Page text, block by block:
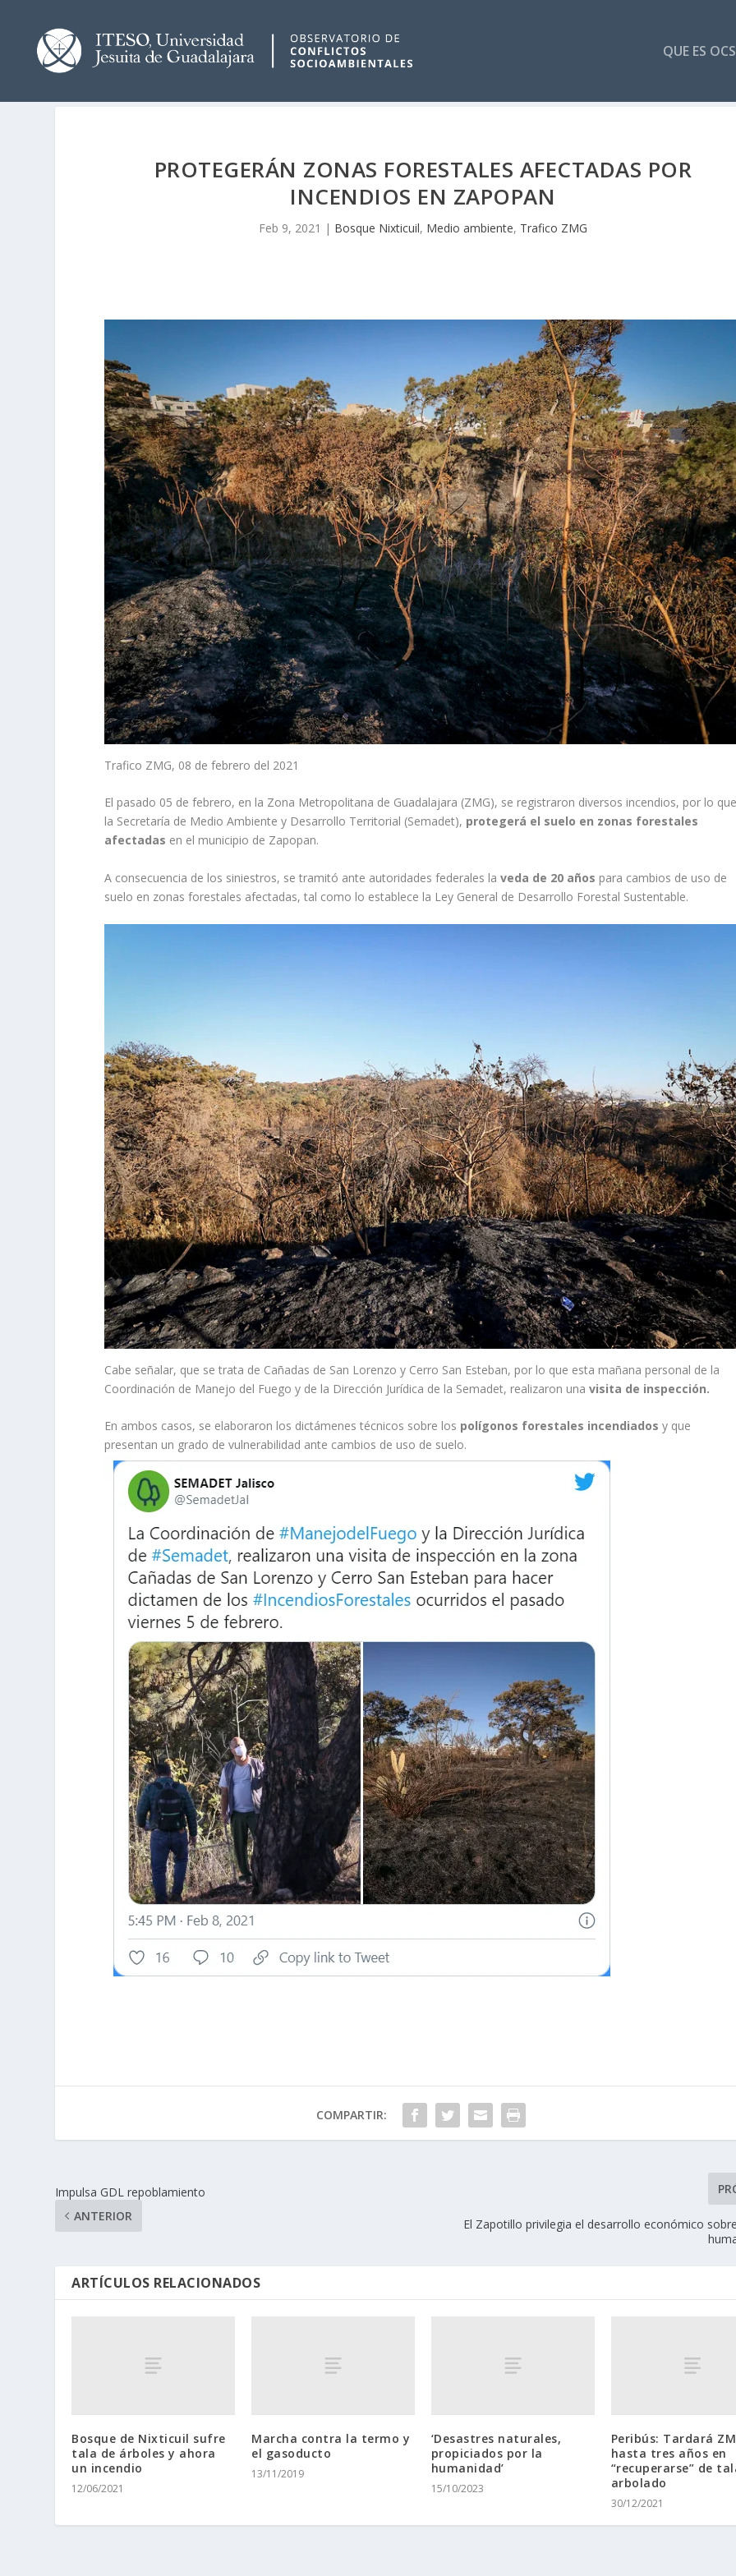
QUE ES
PROTEGERÁN ZONAS FORESTALES AFECTADAS POR
INCENDIOS EN ZAPOPAN
Feb 9, 2021 | Bosque Nixticuil, Medio ambiente, Trafico ZMG
Trafico ZMG, 08 de febrero del 2021
El pasado 05 de febrero, en la Zona Metropolitana de Guadalajara (ZMG), se registraron diversos incendios, por lo
la Secretaría de Medio Ambiente y Desarrollo Territorial (Semadet), protegerá el suelo en zonas forestales
afectadas en el municipio de Zapopan.
A consecuencia de los siniestros, se tramitó ante autoridades federales la veda de 20 años para cambios de uso de
suelo en zonas forestales afectadas, tal como lo establece la Ley General de Desarrollo Forestal Sustentable.
Cabe señalar, que se trata de Cañadas de San Lorenzo y Cerro San Esteban, por lo que esta mañana personal de la
Coordinación de Manejo del Fuego y de la Dirección Jurídica de la Semadet, realizaron unavisita de inspección.
En ambos casos, se elaboraron los dictámenes técnicos sobre los polígonos forestales incendiados y que
presentan un grado de vulnerabilidad ante cambios de uso de suelo.
COMPARTIR:
Impulsa GDL repoblamiento
ANTERIOR
El Zapotillo privilegia el desarrollo económico
ARTÍCULOS RELACIONADOS
Bosque de Nixticuil sufre
tala de árboles y ahora
un incendio
12/06/2021
Marcha contra la termo y
el gasoducto
13/11/2019
‘Desastres naturales,
propiciados por la
humanidad’
15/10/2023
Peribús: Tardará
hasta tres años en
“recuperarse” de
arbolado
30/12/2021